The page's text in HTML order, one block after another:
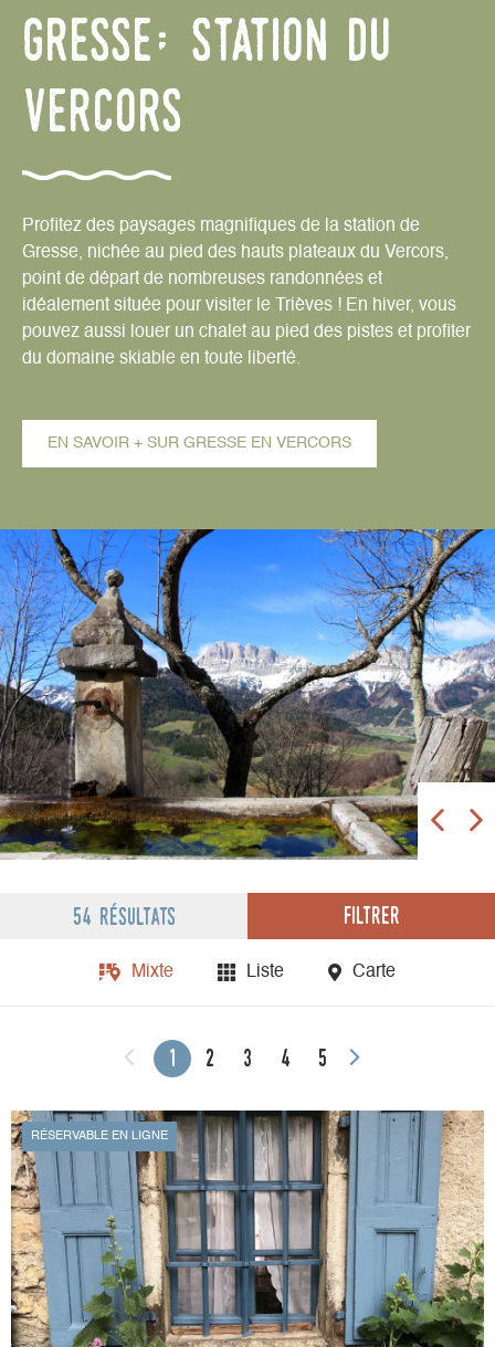
gresse; station du
vercors
Profitez des paysages magnifiques de la station de
Gresse, nichée au pied des hauts plateaux du Vercors,
point de départ de nombreuses randonnées et
idéalement située pour visiter le Trièves ! En hiver, vous
pouvez aussi louer un chalet au pied des pistes et profiter
du domaine skiable en toute liberté.
EN SAVOIR + SUR GRESSE EN VERCORS
54 résultats Filtrer
Mixte Liste Carte
1 2 3 4 5
RÉSERVABLE EN LIGNE